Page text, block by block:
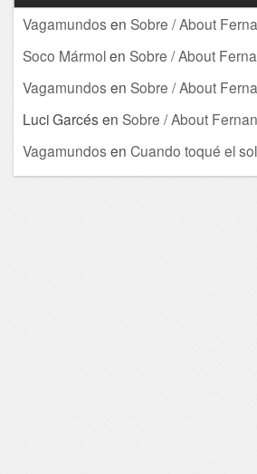
Vagamundos en Sobre / About
Soco Mármolen Sobre / About
Vagamundos en Sobre / About
Luci Garcés en Sobre / About
Vagamundos en Cuando toqué el